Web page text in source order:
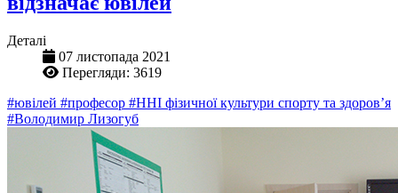
Деталі
07 листопада 2021
Перегляди: 3619
#ювілей #професор #ННІ фізичної культури спорту та здоров’я
#Володимир Лизогуб